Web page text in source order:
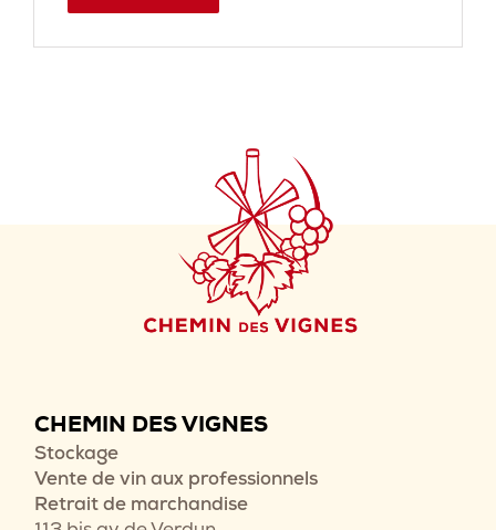
CHEMIN DES VIGNES
Stockage
Vente de vin aux professionnels
Retrait de marchandise